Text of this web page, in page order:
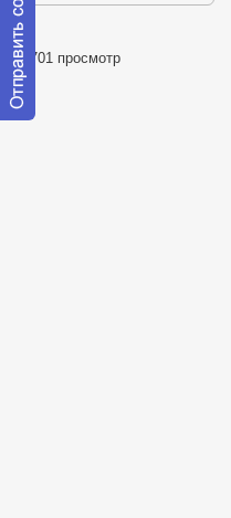
79701 просмотр